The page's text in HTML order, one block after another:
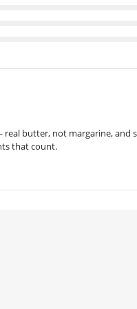
butter, not margarine, and
that count.